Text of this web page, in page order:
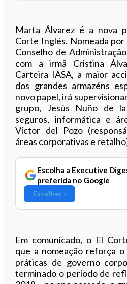
Marta Álvarez é a nova
Corte Inglés. Nomeada
Conselho de
com a irmã Cristina
Carteira IASA, a maior
dos grandes armazéns
novo papel, irá
grupo, Jesús Nuño de la
seguros, informática e
Víctor del Pozo
áreas corporativas e
Escolha a Executive
preferida no Google
Escolher ›
Em comunicado, o El
que a nomeação reforça
práticas de governo
terminado o período de